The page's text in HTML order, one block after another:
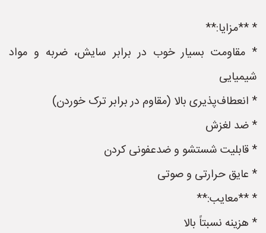
* **مزایا:**
* مقاومت بسیار خوب در برابر سایش، ضربه و مواد
شیمیایی
* انعطاف‌پذیری بالا (مقاوم در برابر ترک خوردن)
* ضد لغزش
* قابلیت شستشو و ضدعفونی کردن
* عایق حرارتی و صوتی
* **معایب:**
* هزینه نسبتاً بالا